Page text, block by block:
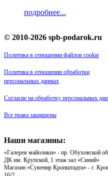
подробнее...
© 2010-2026 spb-podarok.ru
Политика в отношении файлов cookie
Политика в отношении обработки
персональных данных
Согласие на обработку персональных
Все права защищены
Наши магазины:
«Галерея майолики» - пр. Обуховской
ДК им. Крупской, 1 этаж зал «Синий»
Магазин «Сувенир Кронштадта» - г.